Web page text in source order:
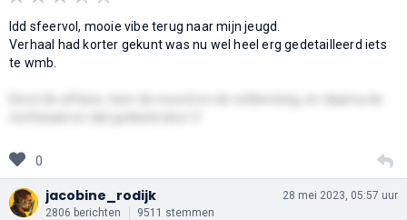
Idd sfeervol, mooie vibe terug naar mijn jeugd.
Verhaal had korter gekunt was nu wel heel erg gedetailleerd iets
te wmb.
0
jacobine_rodijk
2806 berichten 9511 stemmen
28 mei 2023, 05:57 uur